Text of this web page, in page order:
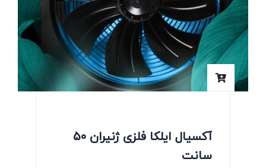
آکسیال ایلکا فلزی ژنیران 50
سانت